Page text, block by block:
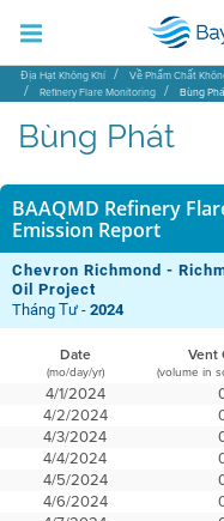
Địa Hạt Không Khí Về Phẩm Chất
Refinery Flare Monitoring
Bùng
Bùng Phát
BAAQMD Refinery
Emission Report
Chevron Richmond -
Oil Project
Tháng Tư -2024
Date Vent
(mo/day/yr) (volume in
4/1/2024
4/2/2024
4/3/2024
4/4/2024
4/5/2024
4/6/2024